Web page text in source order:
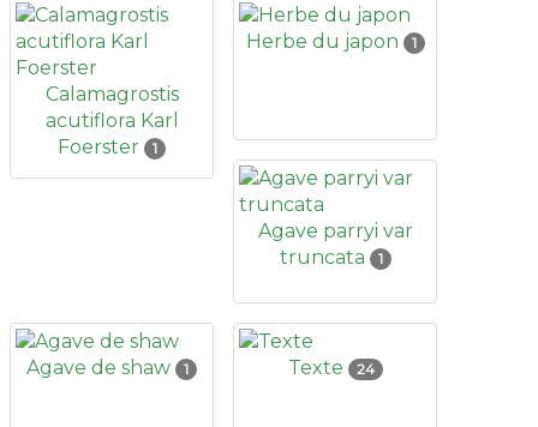
Calamagrostis
acutiflora Karl
Foerster
1
Herbe du japon 1
Agave parryi var
truncata
1
Agave de shaw 1 Texte 24